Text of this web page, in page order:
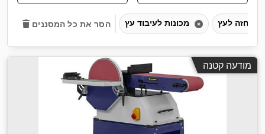
הסר את כל המסננים
מודעה קטנה